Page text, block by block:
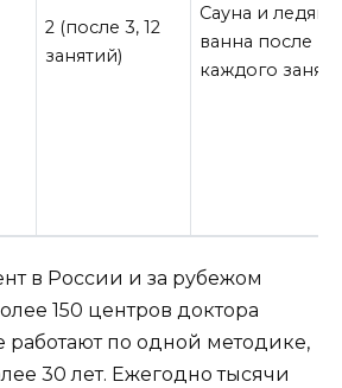
2 (после 3, 12
занятий)
Сауна и
ванна после
каждого
в России и за рубежом
150 центров доктора
работают по одной методике,
30 лет. Ежегодно тысячи